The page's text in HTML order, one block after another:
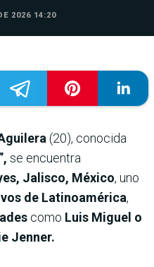
2026 14:20
(20), conocida
se encuentra
Jalisco, México, uno
de Latinoamérica,
como Luis Miguel o
Jenner.